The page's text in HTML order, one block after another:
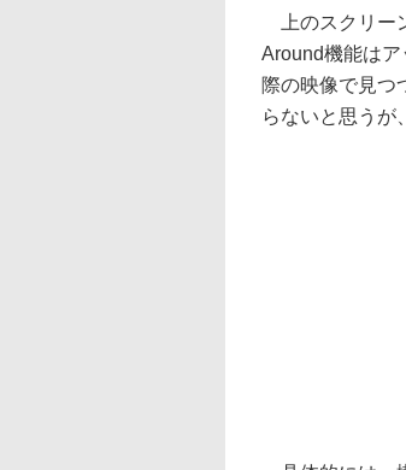
上のスクリー
Around機能は
際の映像で見つ
らないと思うが